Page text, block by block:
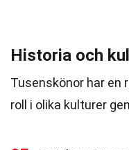
Historia och
Tusenskönor har en
roll i olika kulturer